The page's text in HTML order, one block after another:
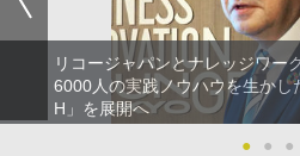
リコージャパンとナレッジワー
6000人の実践ノウハウを生かし
H」を展開へ
●
● ●